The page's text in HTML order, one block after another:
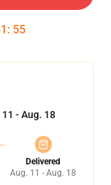
: 54
11 - Aug. 18
Delivered
Aug. 11 - Aug. 18